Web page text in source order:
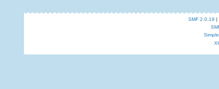
SMF 2.0.19 |